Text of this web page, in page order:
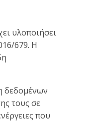
υλοποιήσει
679. Η
δεδομένων
τους σε
που